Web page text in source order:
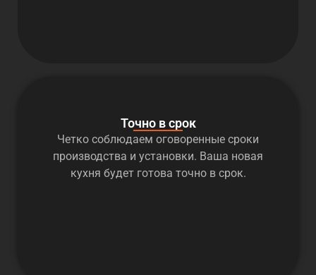
Точно в срок
Четко соблюдаем оговоренные сроки
производства и установки. Ваша новая
кухня будет готова точно в срок.